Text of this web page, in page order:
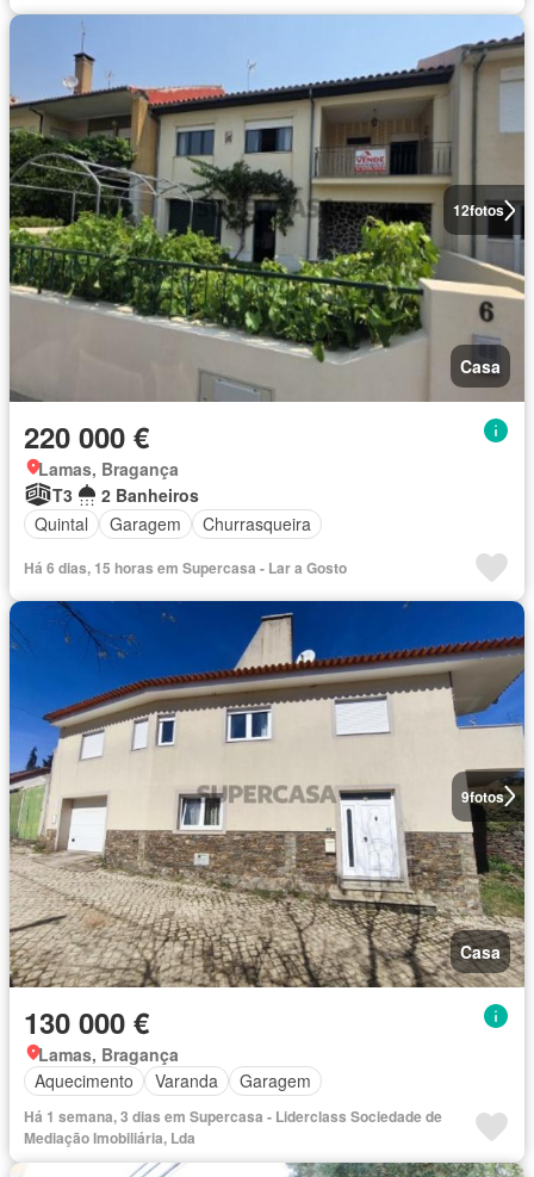
12fotos
Casa
220 000 €
Lamas, Bragança
T3
2 Banheiros
Quintal
Garagem Churrasqueira
Há 6 dias, 15 horas em Supercasa - Lar a Gosto
9fotos
Casa
130 000 €
Lamas, Bragança
Aquecimento
Varanda Garagem
Há 1 semana, 3 dias em Supercasa - Liderclass Sociedade de
Mediação Imobiliária, Lda